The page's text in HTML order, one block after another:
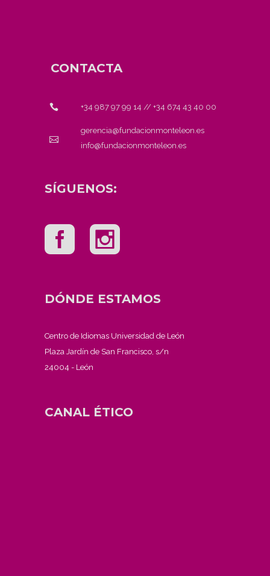
CONTACTA
+34 987 97 99 14 // +34 674 43 40 00
gerencia@fundacionmonteleon.es
info@fundacionmonteleon.es
SÍGUENOS:
DÓNDE ESTAMOS
Centro de Idiomas Universidad de León
Plaza Jardín de San Francisco, s/n
24004 - León
CANAL ÉTICO